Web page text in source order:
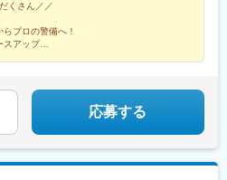
・丸ノ内線「赤坂見附駅」より徒歩6
有楽町線・南北線「永田町駅」より徒
職は約95％／／20～30代活躍中！物
三丁目駅、中野坂上駅、九段下駅、荻
、練馬駅、王子駅、大泉学園駅、赤羽
、学芸大学駅、用賀駅、経堂駅、成城
谷大塚駅、京急蒲田駅、大崎広小路
丘駅(東京都)、京王八王子駅、河辺駅、
福生駅、牛田駅(東京都)、谷保駅、仙台
)、野並駅、星ケ丘駅(愛知県)、三郷駅
くさん／／
プロの警備へ！
スアップ
応募する